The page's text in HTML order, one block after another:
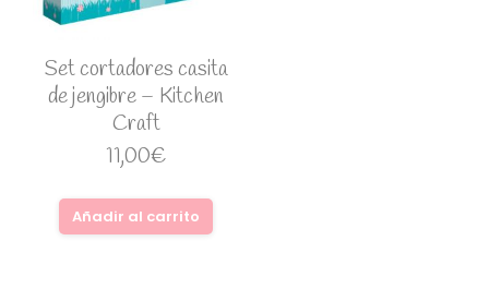
Set cortadores casita
de jengibre – Kitchen
Craft
11,00€
Añadir al carrito